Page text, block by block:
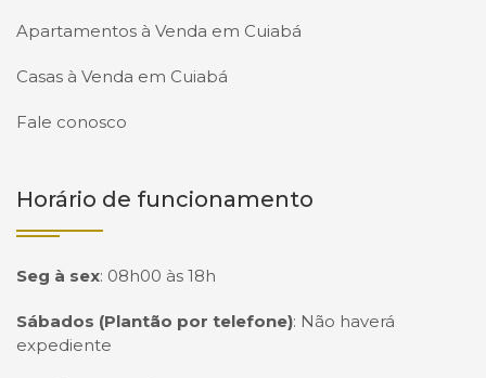
Apartamentos à Venda em Cuiabá
Casas à Venda em Cuiabá
Fale conosco
Horário de funcionamento
Seg à sex: 08h00 às 18h
Sábados (Plantão por telefone): Não haverá
expediente